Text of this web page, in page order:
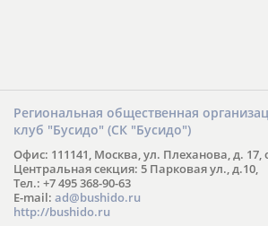
Региональная общественная
клуб "Бусидо" (СК "Бусидо")
Офис: 111141, Москва, ул. Плеханова, д. 17,
Центральная секция: 5 Парковая ул., д.10,
Тел.: +7 495 368-90-63
E-mail: ad@bushido.ru
http://bushido.ru